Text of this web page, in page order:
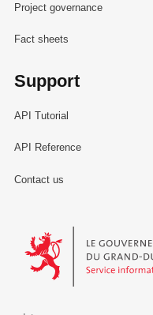
Project governance
Fact sheets
Support
API Tutorial
API Reference
Contact us
Le Gouvernement du